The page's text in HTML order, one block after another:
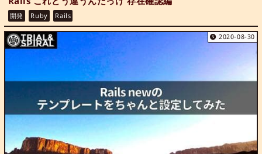
開発 Ruby Rails
2020-08-30